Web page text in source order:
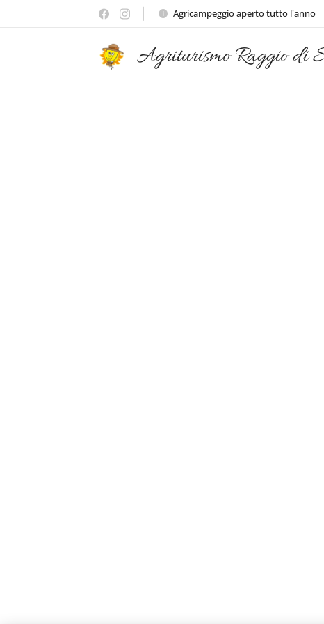
Agricampeggio aperto tutto l'anno
Agriturismo Raggio di